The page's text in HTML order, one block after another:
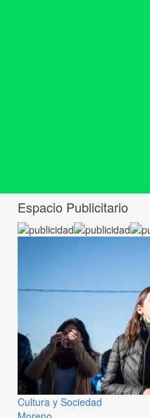
Espacio Publicitario
Cultura y Sociedad